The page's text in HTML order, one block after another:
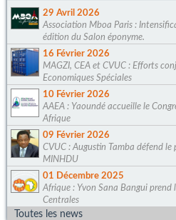
29 Avril 2026
Association Mboa Paris :
édition du Salon éponyme.
16 Février 2026
MAGZI, CEA et CVUC : Efforts
Economiques Spéciales
10 Février 2026
AAEA : Yaoundé accueille le
Afrique
09 Février 2026
CVUC : Augustin Tamba défend
MINHDU
01 Décembre 2025
Afrique : Yvon Sana Bangui prend
Centrales
Toutes les news